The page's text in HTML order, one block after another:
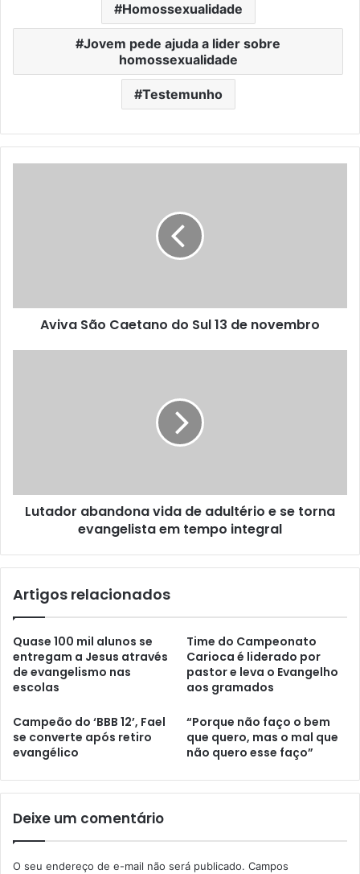
Homossexualidade
Jovem pede ajuda a lider sobre
homossexualidade
Testemunho
Aviva São Caetano do Sul 13 de novembro
Lutador abandona vida de adultério e se torna
evangelista em tempo integral
Artigos relacionados
Quase 100 mil alunos se
entregam a Jesus através
de evangelismo nas
escolas
Time do Campeonato
Carioca é liderado por
pastor e leva o Evangelho
aos gramados
Campeão do ‘BBB 12’, Fael
se converte após retiro
evangélico
“Porque não faço o bem
que quero, mas o mal que
não quero esse faço”
Deixe um comentário
O seu endereço de e-mail não será publicado. Campos